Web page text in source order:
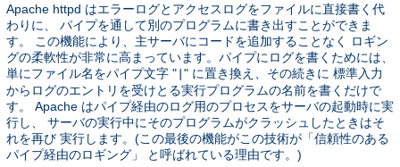
Apache httpd はエラーログとアクセスログをファイルに直接書く代
わりに、 パイプを通して別のプログラムに書き出すことができま
す。 この機能により、主サーバにコードを追加することなく ロギン
グの柔軟性が非常に高まっています。パイプにログを書くためには、
単にファイル名をパイプ文字 " " に置き換え、その続きに 標準入力
からログのエントリを受けとる実行プログラムの名前を書くだけで
す。 Apache はパイプ経由のログ用のプロセスをサーバの起動時に実
行し、 サーバの実行中にそのプログラムがクラッシュしたときはそ
れを再び 実行します。(この最後の機能がこの技術が「信頼性のある
パイプ経由のロギング」 と呼ばれている理由です。)